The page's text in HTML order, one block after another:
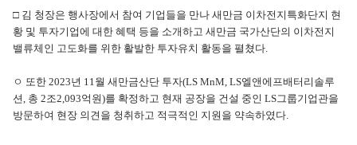
□ 김 청장은 행사장에서 참여 기업들을 만나 새만금 이차전지특화단지 현
황 및 투자기업에 대한 혜택 등을 소개하고 새만금 국가산단의 이차전지
밸류체인 고도화를 위한 활발한 투자유치 활동을 펼쳤다.
ㅇ 또한 2023년 11월 새만금산단 투자(LS MnM, LS엘앤에프배터리솔루
션, 총 2조2,093억원)를 확정하고 현재 공장을 건설 중인 LS그룹기업관을
방문하여 현장 의견을 청취하고 적극적인 지원을 약속하였다.